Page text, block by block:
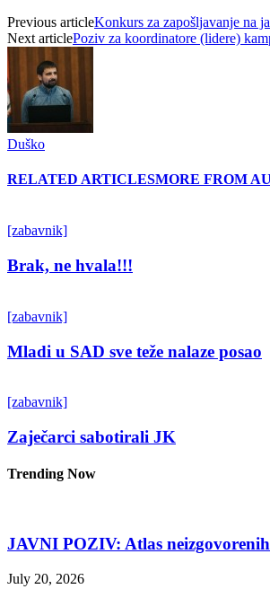
Previous articleKonkurs za zapošljavanje na
Next articlePoziv za koordinatore (lidere)
Duško
RELATED ARTICLESMORE FROM
[zabavnik]
Brak, ne hvala!!!
[zabavnik]
Mladi u SAD sve teže nalaze posao
[zabavnik]
Zaječarci sabotirali JK
Trending Now
JAVNI POZIV: Atlas
July 20, 2026